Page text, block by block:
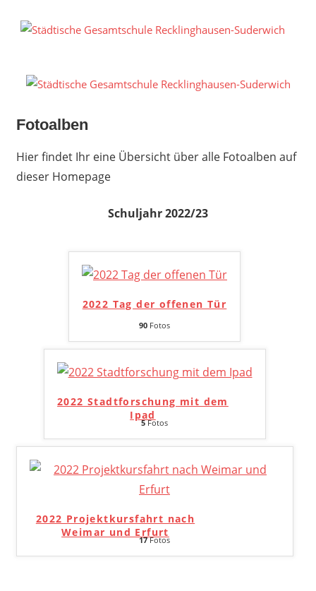
Inhalt
Fotoalben
Hier findet Ihr eine Übersicht über alle Fotoalben auf
dieser Homepage
Schuljahr 2022/23
2022 Tag der offenen Tür
90 Fotos
2022 Stadtforschung mit dem
Ipad
5Fotos
2022 Projektkursfahrt nach
Weimar und Erfurt
17Fotos